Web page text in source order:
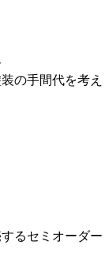
の手間代を考え
るセミオーダー